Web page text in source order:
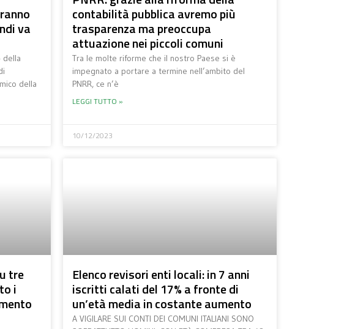
va
della
della
contabilità pubblica avremo più
trasparenza ma preoccupa
attuazione nei piccoli comuni
Tra le molte riforme che il nostro Paese si è
impegnato a portare a termine nell’ambito del
PNRR, ce n’è
LEGGI TUTTO »
10/12/2023
tre
i
Elenco revisori enti locali: in 7 anni
iscritti calati del 17% a fronte di
un’età media in costante aumento
A VIGILARE SUI CONTI DEI COMUNI ITALIANI SONO